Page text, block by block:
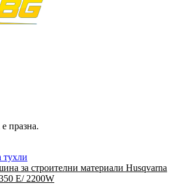
празна.
тухли
за строителни материали Husqvarna
E/ 2200W